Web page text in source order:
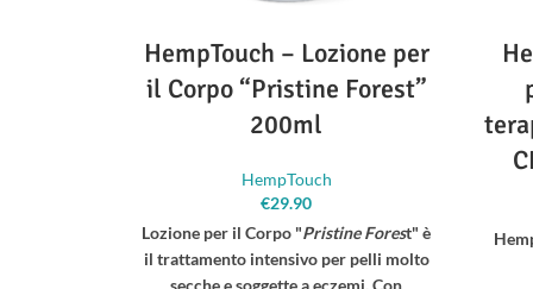
HempTouch – Lozione per
il Corpo “Pristine Forest”
200ml
HempTouch
€29.90
Lozione per il Corpo "Pristine Forest" è
il trattamento intensivo per pelli molto